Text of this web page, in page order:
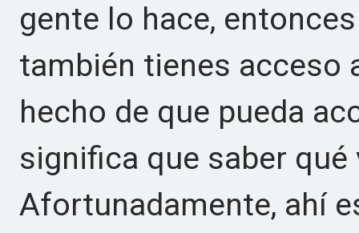
gente lo hace,
también tienes acceso
hecho de que pueda
significa que saber
Afortunadamente, ahí